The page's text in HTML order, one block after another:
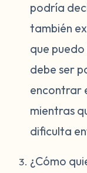
podría
también
que
debe ser
encontrar
mientras
dificulta
¿Cómo